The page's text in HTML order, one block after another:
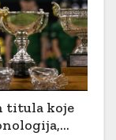
titula koje